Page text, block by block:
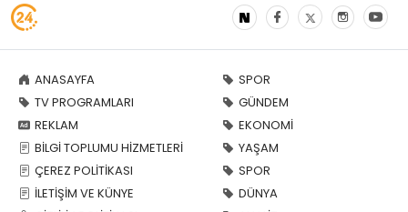
ANASAYFA
TV PROGRAMLARI
REKLAM
BİLGİ TOPLUMU HİZMETLERİ
ÇEREZ POLİTİKASI
İLETİŞİM VE KÜNYE
SPOR
GÜNDEM
EKONOMİ
YAŞAM
SPOR
DÜNYA